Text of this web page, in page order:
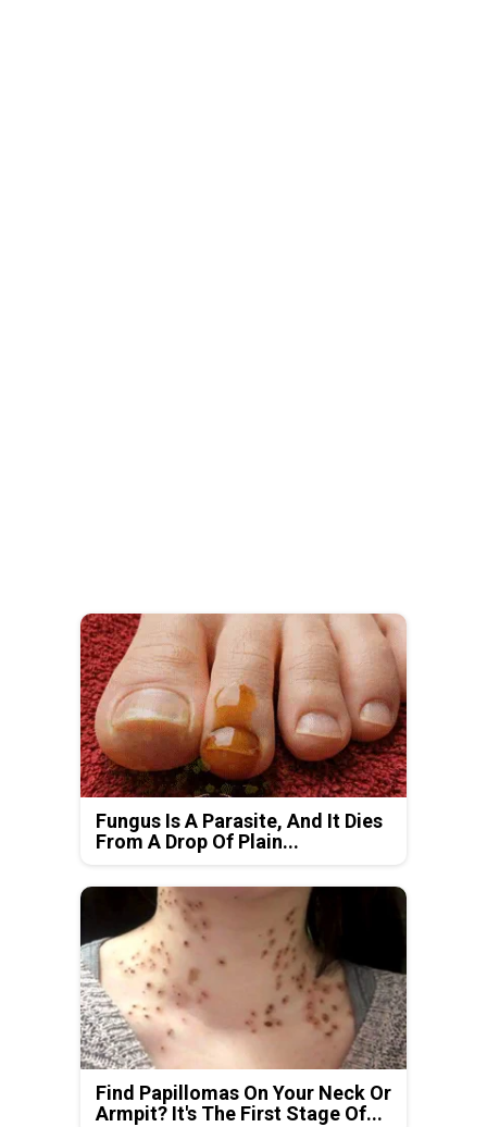
Fungus Is A Parasite, And It Dies
From A Drop Of Plain...
Find Papillomas On Your Neck Or
Armpit? It's The First Stage Of...